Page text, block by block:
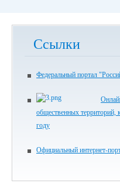
Ссылки
Федеральный портал
общественных территорий,
году
Официальный интернет-